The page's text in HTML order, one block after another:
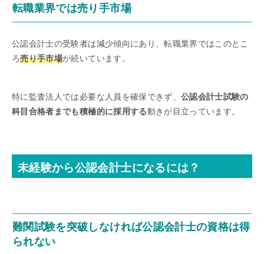
転職業界では売り手市場
公認会計士の受験者は減少傾向にあり、転職業界ではこのとこ
ろ売り手市場が続いています。
特に監査法人では必要な人員を確保できず、 公認会計士試験の
科目合格者までも積極的に採用する動きが目立っています。
未経験から公認会計士になるには？
難関試験を突破しなければ公認会計士の資格は得
られない